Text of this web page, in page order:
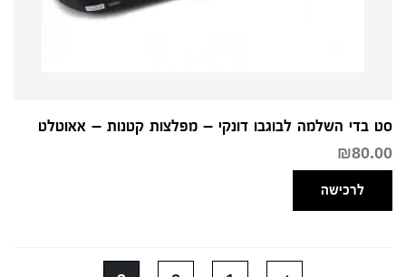
סט בדי השלמה לבוגבו דונקי – מפלצות קטנות – אאוטלט
₪80.00
לרכישה